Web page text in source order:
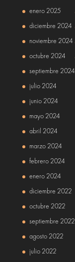
enero 2025
diciembre 2024
noviembre 2024
octubre 2024
septiembre 2024
julio 2024
junio 2024
mayo 2024
abril 2024
marzo 2024
febrero 2024
enero 2024
diciembre 2022
octubre 2022
septiembre 2022
agosto 2022
julio 2022